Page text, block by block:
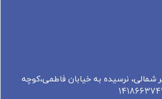
شمالی، نرسيده به خيابان فاطمی،کوچه